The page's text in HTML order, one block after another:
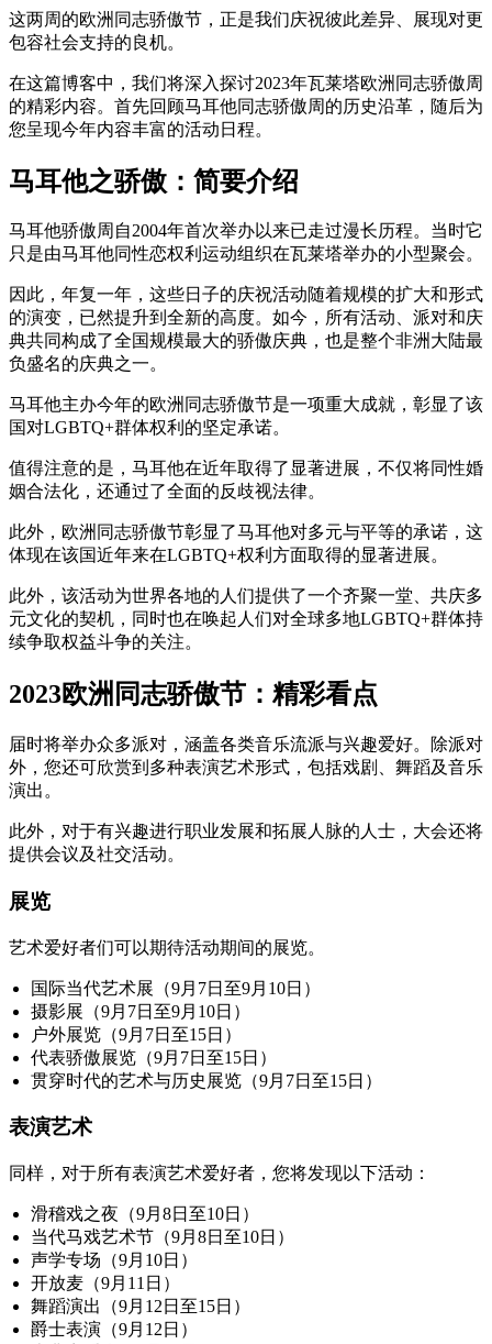
这两周的欧洲同志骄傲节，正是我们庆祝彼此差异、展现对更
包容社会支持的良机。
在这篇博客中，我们将深入探讨2023年瓦莱塔欧洲同志骄傲周
的精彩内容。首先回顾马耳他同志骄傲周的历史沿革，随后为
您呈现今年内容丰富的活动日程。
马耳他之骄傲：简要介绍
马耳他骄傲周自2004年首次举办以来已走过漫长历程。当时它
只是由马耳他同性恋权利运动组织在瓦莱塔举办的小型聚会。
因此，年复一年，这些日子的庆祝活动随着规模的扩大和形式
的演变，已然提升到全新的高度。如今，所有活动、派对和庆
典共同构成了全国规模最大的骄傲庆典，也是整个非洲大陆最
负盛名的庆典之一。
马耳他主办今年的欧洲同志骄傲节是一项重大成就，彰显了该
国对LGBTQ+群体权利的坚定承诺。
值得注意的是，马耳他在近年取得了显著进展，不仅将同性婚
姻合法化，还通过了全面的反歧视法律。
此外，欧洲同志骄傲节彰显了马耳他对多元与平等的承诺，这
体现在该国近年来在LGBTQ+权利方面取得的显著进展。
此外，该活动为世界各地的人们提供了一个齐聚一堂、共庆多
元文化的契机，同时也在唤起人们对全球多地LGBTQ+群体持
续争取权益斗争的关注。
2023欧洲同志骄傲节：精彩看点
届时将举办众多派对，涵盖各类音乐流派与兴趣爱好。除派对
外，您还可欣赏到多种表演艺术形式，包括戏剧、舞蹈及音乐
演出。
此外，对于有兴趣进行职业发展和拓展人脉的人士，大会还将
提供会议及社交活动。
展览
艺术爱好者们可以期待活动期间的展览。
国际当代艺术展（9月7日至9月10日）
摄影展（9月7日至9月10日）
户外展览（9月7日至15日）
代表骄傲展览（9月7日至15日）
贯穿时代的艺术与历史展览（9月7日至15日）
表演艺术
同样，对于所有表演艺术爱好者，您将发现以下活动：
滑稽戏之夜（9月8日至10日）
当代马戏艺术节（9月8日至10日）
声学专场（9月10日）
开放麦（9月11日）
舞蹈演出（9月12日至15日）
爵士表演（9月12日）